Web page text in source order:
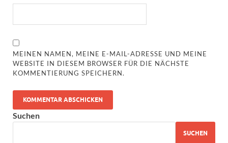
MEINEN NAMEN, MEINE E-MAIL-ADRESSE UND MEINE
WEBSITE IN DIESEM BROWSER FÜR DIE NÄCHSTE
KOMMENTIERUNG SPEICHERN.
Suchen
SUCHEN